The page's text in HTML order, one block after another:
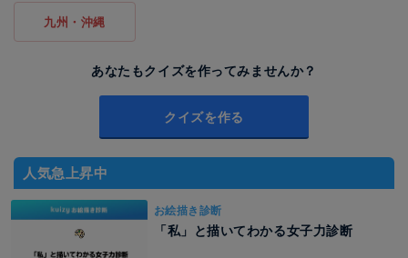
九州・沖縄
あなたもクイズを作ってみませんか？
クイズを作る
人気急上昇中
お絵描き診断
「私」と描いてわかる女子力診断